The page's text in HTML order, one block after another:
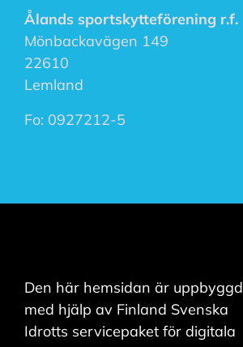
cookies.
R
e
i
o
s
A
Ålands sportskytteförening r.f.
Mönbackavägen 149
22610
Lemland
Fo: 0927212-5
Den här hemsidan är uppbyggd
med hjälp av Finland Svenska
Idrotts servicepaket för digitala